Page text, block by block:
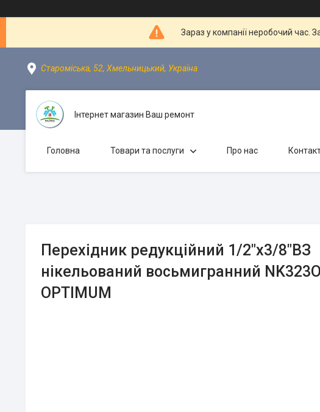
Зараз у компанії неробочий час.
Староміська, 52, Хмельницький, Україна
Інтернет магазин Ваш ремонт
Головна Товари та послуги Про нас
Перехідник редукційний 1/2″х3/8″ВЗ
нікельований восьмигранний NK323O
OPTIMUM